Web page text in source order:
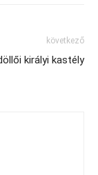
következő
királyi kastély